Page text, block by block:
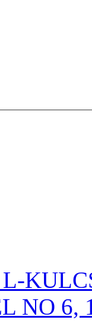
NO 6,